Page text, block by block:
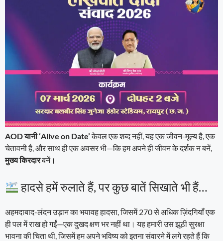
AOD यानी ‘Alive on Date’केवल एक शब्द नहीं, यह एक जीवन-मूल्य है, एक
चेतावनी है, और साथ ही एक अवसर भी—कि हम अपने ही जीवन के दर्शक न बनें,
मुख्य किरदारबनें।
हादसे हमें रुलाते हैं, पर कुछ बातें सिखाते भी हैं…
अहमदाबाद-लंदन उड़ान का भयावह हादसा, जिसमें 270 से अधिक ज़िंदगियाँ एक
ही पल में राख हो गईं—एक दुखद क्षण भर नहीं था। यह हमारी उस झूठी सुरक्षा
भावना की चिता थी, जिसमें हम अपने भविष्य को इतना संवारने में लगे रहते हैं कि